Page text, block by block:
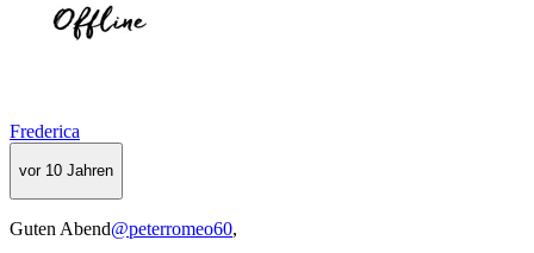
Frederica
vor 10 Jahren
Guten Abend@peterromeo60,